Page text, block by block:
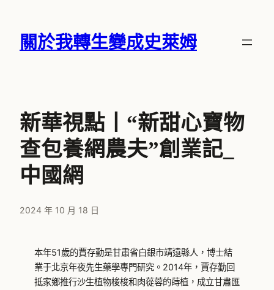
關於我轉生變成史萊姆
新華視點丨“新甜心寶物
查包養網農夫”創業記_
中國網
2024 年 10 月 18 日
本年51歲的賈存勤是甘肅省白銀市靖遠縣人，博士結
業于北京年夜先生藥學專門研究。2014年，賈存勤回
抵家鄉推行沙生植物梭梭和肉蓯蓉的蒔植，成立甘肅匯